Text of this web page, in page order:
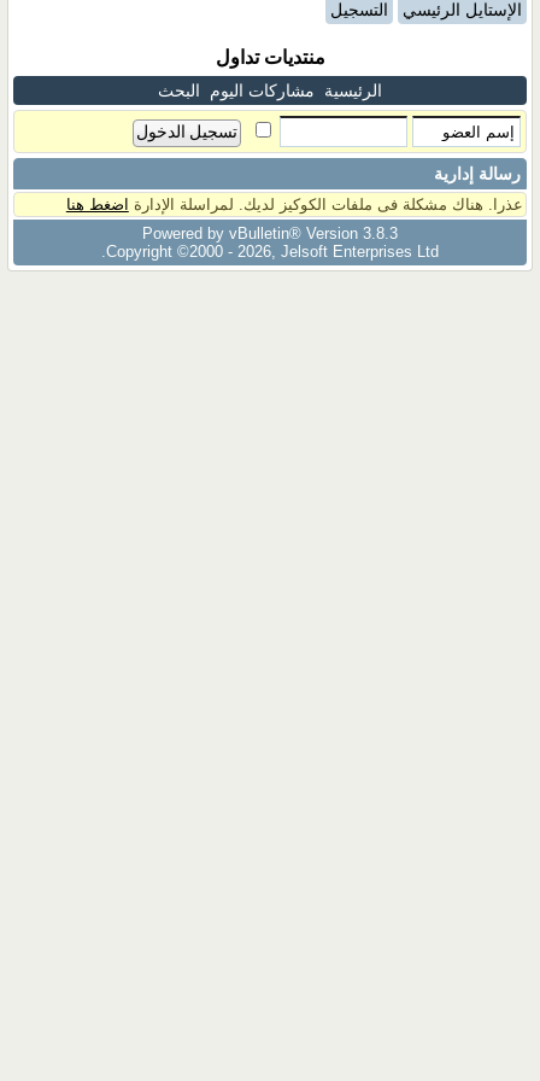
الإستايل الرئيسي التسجيل
منتديات تداول
الرئيسية مشاركات اليوم البحث
رسالة إدارية
عذرا. هناك مشكلة فى ملفات الكوكيز لديك. لمراسلة الإدارة اضغط هنا
Powered by vBulletin® Version 3.8.3
Copyright ©2000 - 2026, Jelsoft Enterprises Ltd.